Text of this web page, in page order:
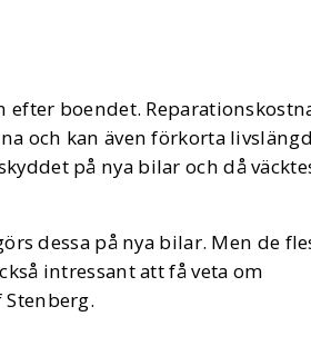
boendet.
och kan även förkorta
på nya bilar och då
dessa på nya bilar. Men de
intressant att få veta om
Stenberg.